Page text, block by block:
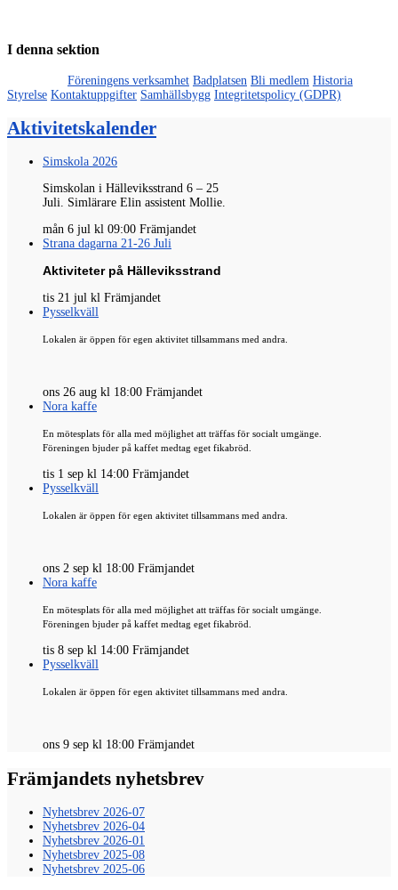
I denna sektion
Föreningens verksamhet Badplatsen Bli medlem Historia
Styrelse Kontaktuppgifter Samhällsbygg Integritetspolicy (GDPR)
Aktivitetskalender
Simskola 2026
Simskolan i Hälleviksstrand 6 – 25
Juli. Simlärare Elin assistent Mollie.
mån 6 jul kl 09:00 Främjandet
Strana dagarna 21-26 Juli
Aktiviteter på Hälleviksstrand
tis 21 jul kl Främjandet
Pysselkväll
Lokalen är öppen för egen aktivitet tillsammans med andra.
ons 26 aug kl 18:00 Främjandet
Nora kaffe
En mötesplats för alla med möjlighet att träffas för socialt umgänge.
Föreningen bjuder på kaffet medtag eget fikabröd.
tis 1 sep kl 14:00 Främjandet
Pysselkväll
Lokalen är öppen för egen aktivitet tillsammans med andra.
ons 2 sep kl 18:00 Främjandet
Nora kaffe
En mötesplats för alla med möjlighet att träffas för socialt umgänge.
Föreningen bjuder på kaffet medtag eget fikabröd.
tis 8 sep kl 14:00 Främjandet
Pysselkväll
Lokalen är öppen för egen aktivitet tillsammans med andra.
ons 9 sep kl 18:00 Främjandet
Främjandets nyhetsbrev
Nyhetsbrev 2026-07
Nyhetsbrev 2026-04
Nyhetsbrev 2026-01
Nyhetsbrev 2025-08
Nyhetsbrev 2025-06